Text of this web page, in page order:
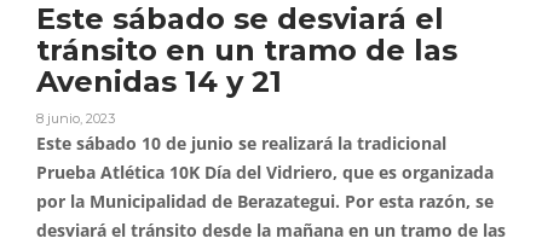
Este sábado se desviará el
tránsito en un tramo de las
Avenidas 14 y 21
8 junio, 2023
Este sábado 10 de junio se realizará la tradicional
Prueba Atlética 10K Día del Vidriero, que es organizada
por la Municipalidad de Berazategui. Por esta razón, se
desviará el tránsito desde la mañana en un tramo de las